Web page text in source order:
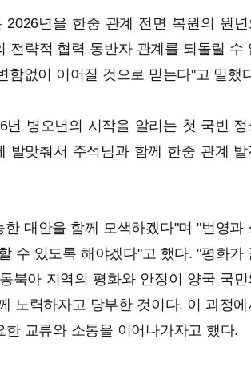
년을 한중 관계 전면 복원의 원년
전략적 협력 동반자 관계를 되돌릴 수
함없이 이어질 것으로 믿는다"고 밀했
병오년의 시작을 알리는 첫 국빈 정
발맞춰서 주석님과 함께 한중 관계 발
대안을 함께 모색하겠다"며 "번영과
수 있도록 해야겠다"고 했다. "평화가
북아 지역의 평화와 안정이 양국 국민
노력하자고 당부한 것이다. 이 과정에
교류와 소통을 이어나가자고 했다.